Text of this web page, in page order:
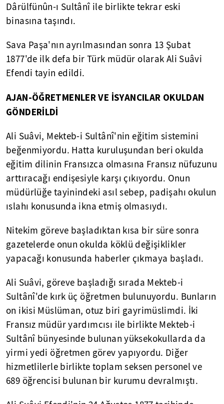
Dârülfünûn-ı Sultânî ile birlikte tekrar eski
binasına taşındı.
Sava Paşa'nın ayrılmasından sonra 13 Şubat
1877'de ilk defa bir Türk müdür olarak Ali Suâvi
Efendi tayin edildi.
AJAN-ÖĞRETMENLER VE İSYANCILAR OKULDAN
GÖNDERİLDİ
Ali Suâvi, Mekteb-i Sultânî'nin eğitim sistemini
beğenmiyordu. Hatta kuruluşundan beri okulda
eğitim dilinin Fransızca olmasına Fransız nüfuzunu
arttıracağı endişesiyle karşı çıkıyordu. Onun
müdürlüğe tayinindeki asıl sebep, padişahı okulun
ıslahı konusunda ikna etmiş olmasıydı.
Nitekim göreve başladıktan kısa bir süre sonra
gazetelerde onun okulda köklü değişiklikler
yapacağı konusunda haberler çıkmaya başladı.
Ali Suâvi, göreve başladığı sırada Mekteb-i
Sultânî'de kırk üç öğretmen bulunuyordu. Bunların
on ikisi Müslüman, otuz biri gayrimüslimdi. İki
Fransız müdür yardımcısı ile birlikte Mekteb-i
Sultânî bünyesinde bulunan yüksekokullarda da
yirmi yedi öğretmen görev yapıyordu. Diğer
hizmetlilerle birlikte toplam seksen personel ve
689 öğrencisi bulunan bir kurumu devralmıştı.